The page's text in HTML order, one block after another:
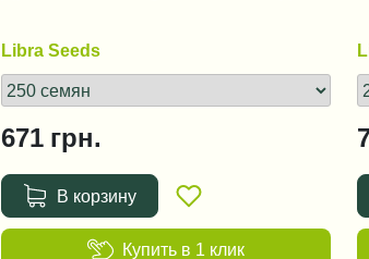
Libra Seeds
671грн.
В корзину
Купить в 1 клик